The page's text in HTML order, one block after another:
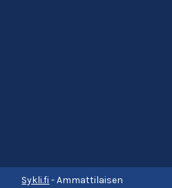
Sykli.fi - Ammattilaisen